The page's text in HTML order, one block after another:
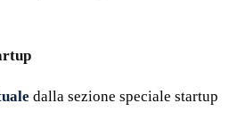
dalla sezione speciale startup